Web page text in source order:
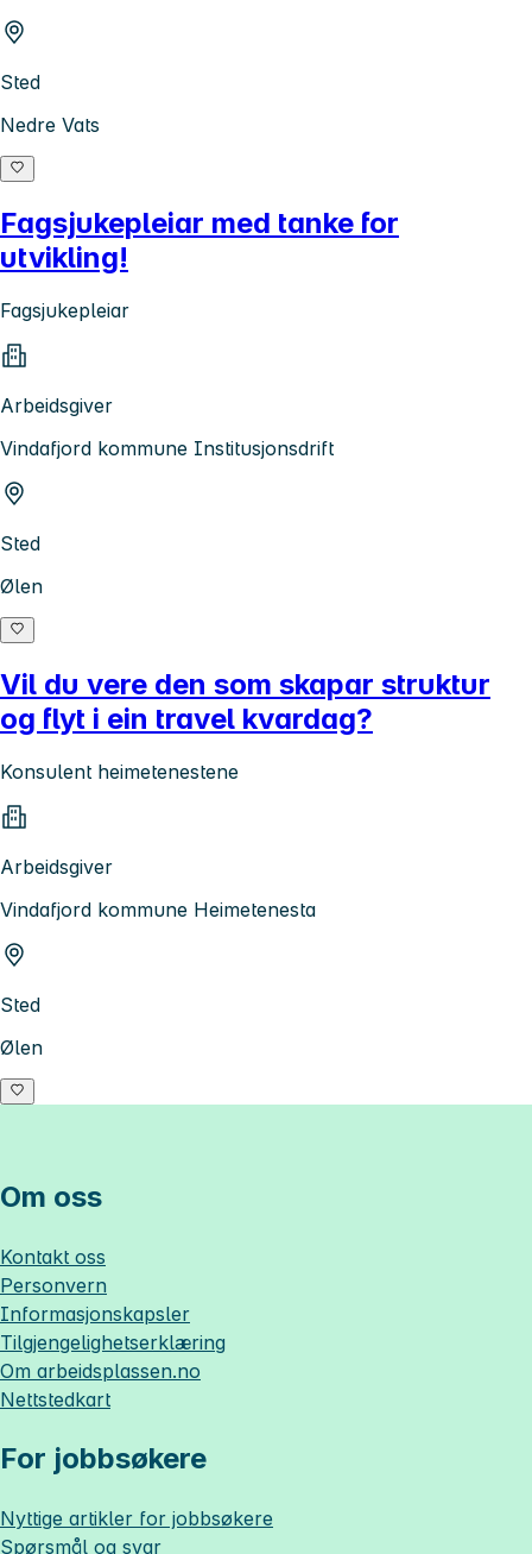
Sted
Nedre Vats
Fagsjukepleiar med tanke for
utvikling!
Fagsjukepleiar
Arbeidsgiver
Vindafjord kommune Institusjonsdrift
Sted
Ølen
Vil du vere den som skapar struktur
og flyt i ein travel kvardag?
Konsulent heimetenestene
Arbeidsgiver
Vindafjord kommune Heimetenesta
Sted
Ølen
Om oss
Kontakt oss
Personvern
Informasjonskapsler
Tilgjengelighetserklæring
Om arbeidsplassen.no
Nettstedkart
For jobbsøkere
Nyttige artikler for jobbsøkere
Spørsmål og svar